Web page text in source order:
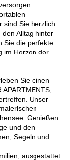
sind Sie herzlich
den Alltag hinter
Sie die perfekte
im Herzen der
Sie einen
Unser
Genießen
und den
Segeln und
ausgestattet